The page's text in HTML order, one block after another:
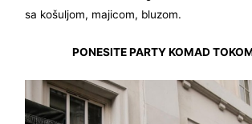
sa košuljom, majicom, bluzom.
PONESITE PARTY KOMAD